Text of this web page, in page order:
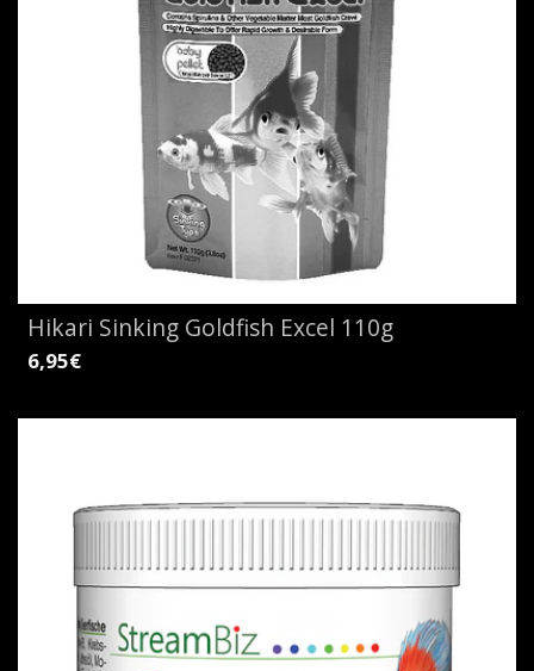
Hikari Sinking Goldfish Excel 110g
6,95€